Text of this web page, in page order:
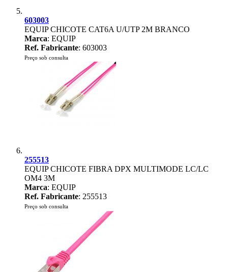
603003
EQUIP CHICOTE CAT6A U/UTP 2M BRANCO
Marca: EQUIP
Ref. Fabricante: 603003
Preço sob consulta
255513
EQUIP CHICOTE FIBRA DPX MULTIMODE LC/LC
OM4 3M
Marca: EQUIP
Ref. Fabricante: 255513
Preço sob consulta